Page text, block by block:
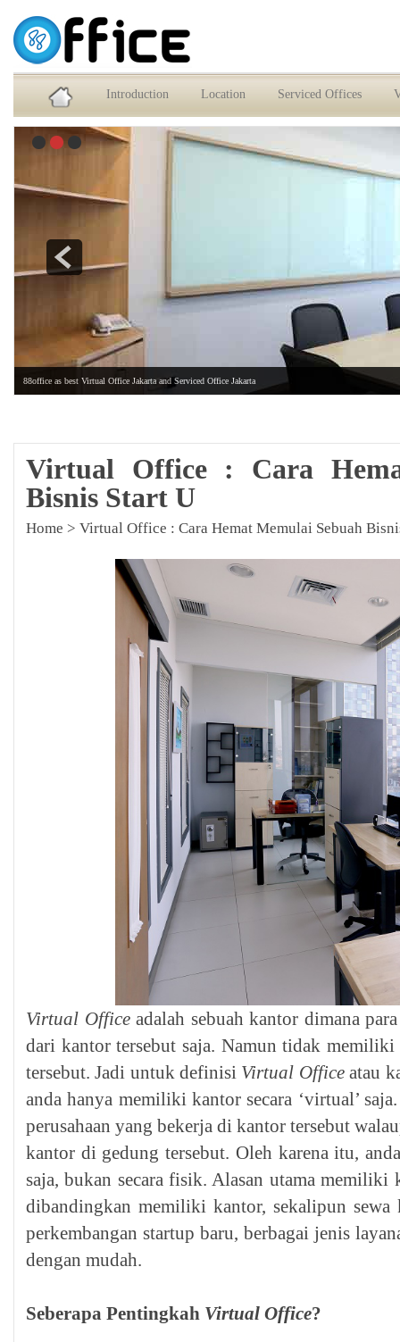
Service Office dan Virtual Office Jakarta Selatan
Introduction Location Serviced Offices
88office as best Virtual Office Jakarta and Serviced Office Jakarta
Virtual Office : Cara
Bisnis Start U
Home > Virtual Office : Cara Hemat Memulai Sebuah
Virtual Officeadalah sebuah kantor dimana
dari kantor tersebut saja. Namun tidak
tersebut. Jadi untuk definisi Virtual Officeatau
anda hanya memiliki kantor secara ‘virtual’
perusahaan yang bekerja di kantor tersebut
kantor di gedung tersebut. Oleh karena itu,
saja, bukan secara fisik. Alasan utama
dibandingkan memiliki kantor, sekalipun sewa
perkembangan startup baru, berbagai jenis
dengan mudah.
Seberapa Pentingkah Virtual Office?